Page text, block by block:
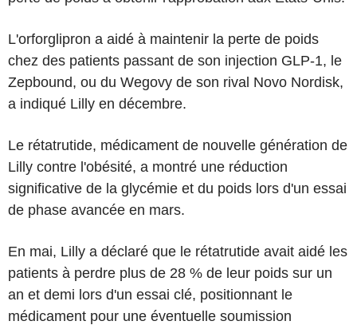
L'orforglipron a aidé à maintenir la perte de poids
chez des patients passant de son injection GLP-1, le
Zepbound, ou du Wegovy de son rival Novo Nordisk,
a indiqué Lilly en décembre.
Le rétatrutide, médicament de nouvelle génération de
Lilly contre l'obésité, a montré une réduction
significative de la glycémie et du poids lors d'un essai
de phase avancée en mars.
En mai, Lilly a déclaré que le rétatrutide avait aidé les
patients à perdre plus de 28 % de leur poids sur un
an et demi lors d'un essai clé, positionnant le
médicament pour une éventuelle soumission